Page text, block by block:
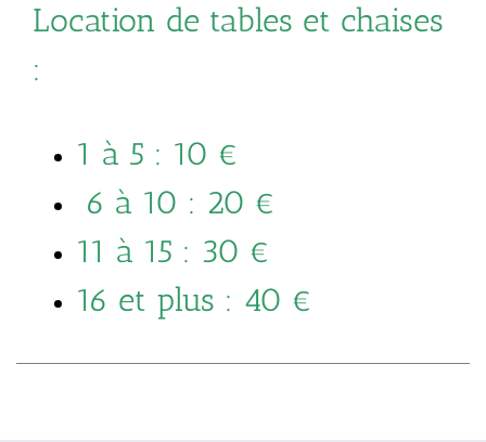
Location de tables et chaises
:
1 à 5 : 10 €
6 à 10 : 20 €
11 à 15 : 30 €
16 et plus : 40 €